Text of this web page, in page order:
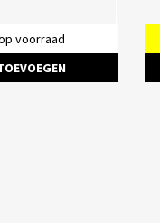
voorraad